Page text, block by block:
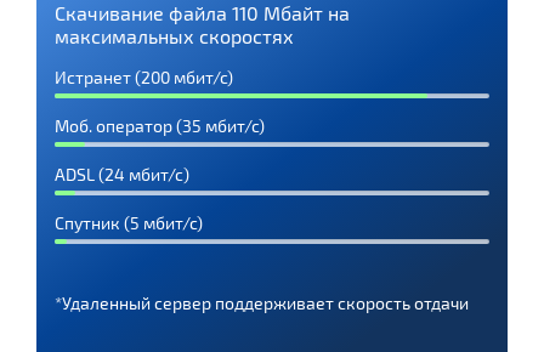
Скачивание файла 110 Мбайт на
максимальных скоростях
Истранет (200 мбит/с)
Моб. оператор (35 мбит/с)
ADSL (24 мбит/с)
Спутник (5 мбит/с)
*Удаленный сервер поддерживает скорость отдачи